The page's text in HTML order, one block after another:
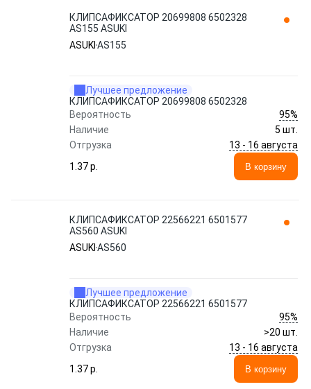
КЛИПСАФИКСАТОР 20699808 6502328
AS155 ASUKI
ASUKI AS155
Лучшее предложение
КЛИПСАФИКСАТОР 20699808 6502328
Вероятность
95%
Наличие
5 шт.
Отгрузка
13 - 16 августа
1.37 p.
В корзину
КЛИПСАФИКСАТОР 22566221 6501577
AS560 ASUKI
ASUKI AS560
Лучшее предложение
КЛИПСАФИКСАТОР 22566221 6501577
Вероятность
95%
Наличие
>20 шт.
Отгрузка
13 - 16 августа
1.37 p.
В корзину